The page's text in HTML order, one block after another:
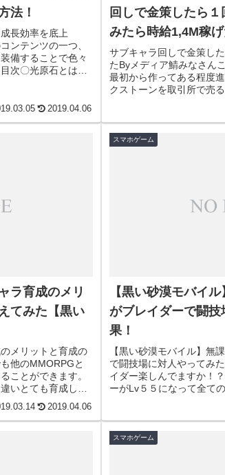
法！
長効率を底上
ンテンツの一つ、
備することで色々
次〇光原石とは〇
2019.04.06
回しで金策したら
みたら時給1,4M稼
サブキャラ回しで金策し
たByメディア鯖みなさん
最初から作ってある程度
クストーンを取引所で売
みました。！目次〇今回
ラ育成のメリ
てみた【黒い
メリットと育成の
他のMMORPGと
ことができます。
いとても育成しや
2019.04.06
スマホゲーム
【黒い砂漠モバイ
がブレイダーで闘
果！
【黒い砂漠モバイル】無
で闘技場に対人やってみ
イダー楽しんでますか！
ーがLv５５になって全て
PVPを試してみました。
スマホゲーム